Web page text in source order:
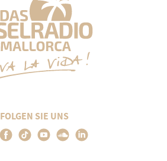
FOLGEN SIE UNS